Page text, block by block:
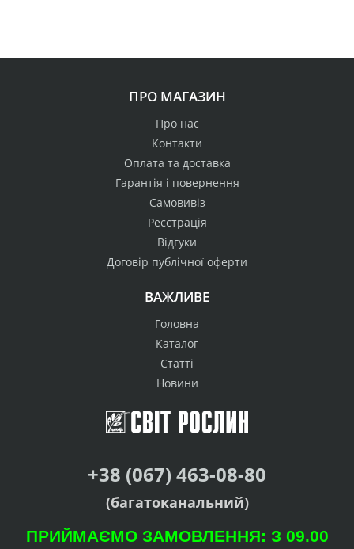
ПРО МАГАЗИН
Про нас
Контакти
Оплата та доставка
Гарантія і повернення
Самовивіз
Реєстрація
Відгуки
Договір публічної оферти
ВАЖЛИВЕ
Головна
Каталог
Статті
Новини
+38 (067) 463-08-80
(багатоканальний)
ПРИЙМАЄМО ЗАМОВЛЕННЯ: З 09.00